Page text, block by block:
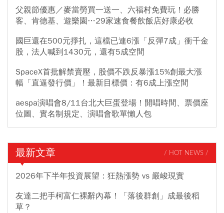
父親節優惠／麥當勞買一送一、六福村免費玩！必勝
客、肯德基、遊樂園…29家速食餐飲飯店好康必收
國巨還在500元掙扎，這檔已連6漲「反彈7成」衝千金
股，法人喊到1430元，還有5成空間
SpaceX首批解禁賣壓，股價不跌反暴漲15%創最大漲
幅「直逼發行價」！最新目標價：有6成上漲空間
aespa演唱會8/11台北大巨蛋登場！開唱時間、票價座
位圖、實名制規定、演唱會歌單懶人包
最新文章 / HOT NEWS /
2026年下半年投資展望：狂熱漲勢 vs 嚴峻現實
友達二把手柯富仁裸辭內幕！「落後群創」成最後稻
草？